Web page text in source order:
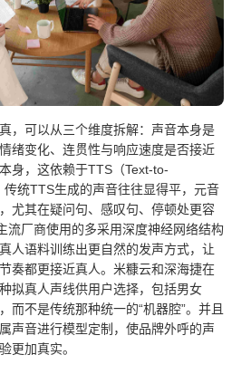
，可以从三个维度拆解：声音本身是
绪变化、连贯性与响应速度是否接近
身，这依赖于TTS（Text-to-
统TTS生成的声音往往显得平，元音
尤其在疑问句、感叹句、停顿处更容
流厂商使用的多采用深度神经网络结构
人语料训练出更自然的发声方式，让
奏都更接近真人。米糠云和深海捷在
拟真人声线供用户选择，包括男女
而不是传统那种统一的“机器腔”。并且
声音进行模型定制，使品牌外呼的声
更加真实。